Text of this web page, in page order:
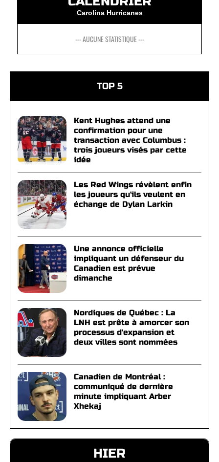
Carolina Hurricanes
--- AUCUNE STATISTIQUE ---
TOP 5
Kent Hughes attend une
confirmation pour une
transaction avec Columbus :
trois joueurs visés par cette
idée
Les Red Wings révèlent enfin
les joueurs qu'ils veulent en
échange de Dylan Larkin
Une annonce officielle
impliquant un défenseur du
Canadien est prévue
dimanche
Nordiques de Québec : La
LNH est prête à amorcer son
processus d'expansion et
deux villes sont nommées
Canadien de Montréal :
communiqué de dernière
minute impliquant Arber
Xhekaj
HIER